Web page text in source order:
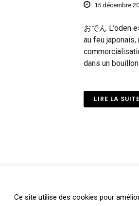
15 décembre
おでん L’oden
au feu
dans un
LIRE LA SUITE
Ce site utilise des cookies pour